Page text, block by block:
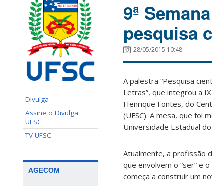
Divulga
Assine o Divulga
UFSC
TV UFSC
AGECOM
9ª
pesquisa
28/05/2015 10:48
A palestra “Pesquisa
Letras”, que integrou a
Henrique Fontes, do
(UFSC). A mesa, que foi
Universidade Estadual
Atualmente, a profissão
que envolvem o “ser” e
começa a construir um